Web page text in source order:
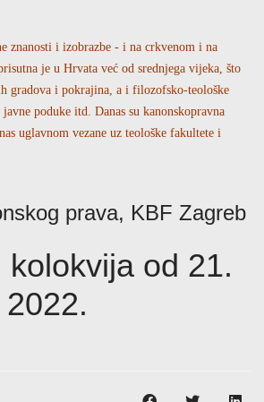
znanosti i izobrazbe - i na crkvenom i na
je u Hrvata već od srednjega vijeka, što
gradova i pokrajina, a i filozofsko-teološke
poduke itd. Danas su kanonskopravna
uglavnom vezane uz teološke fakultete i
prava, KBF Zagreb
kolokvija od 21.